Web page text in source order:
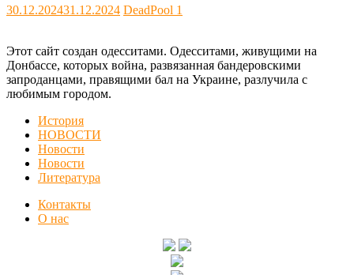
30.12.202431.12.2024 DeadPool 1
Этот сайт создан одесситами. Одесситами, живущими на
Донбассе, которых война, развязанная бандеровскими
запроданцами, правящими бал на Украине, разлучила с
любимым городом.
История
НОВОСТИ
Новости
Новости
Литература
Контакты
О нас